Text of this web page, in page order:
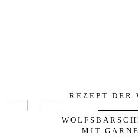
REZEPT DER
MIT